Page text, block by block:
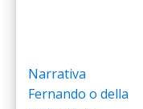
Narrativa
Fernando o della